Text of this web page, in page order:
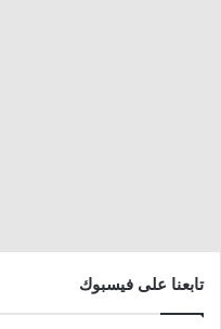
تابعنا على فيسبوك